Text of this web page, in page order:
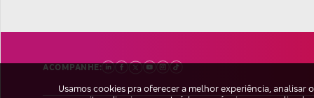
Usamos cookies pra oferecer a melhor experiência, analisar
ACOMPANHE: